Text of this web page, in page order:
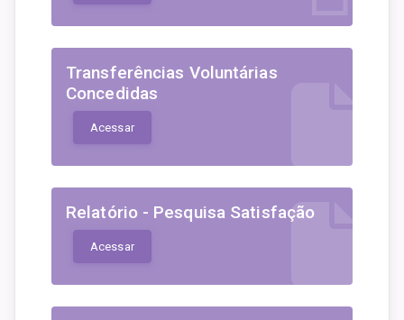
Transferências Voluntárias
Concedidas
Acessar
Relatório - Pesquisa Satisfação
Acessar